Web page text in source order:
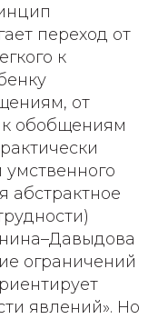
переход от
к
от
обобщениям
абстрактное
ограничений
явлений». Но